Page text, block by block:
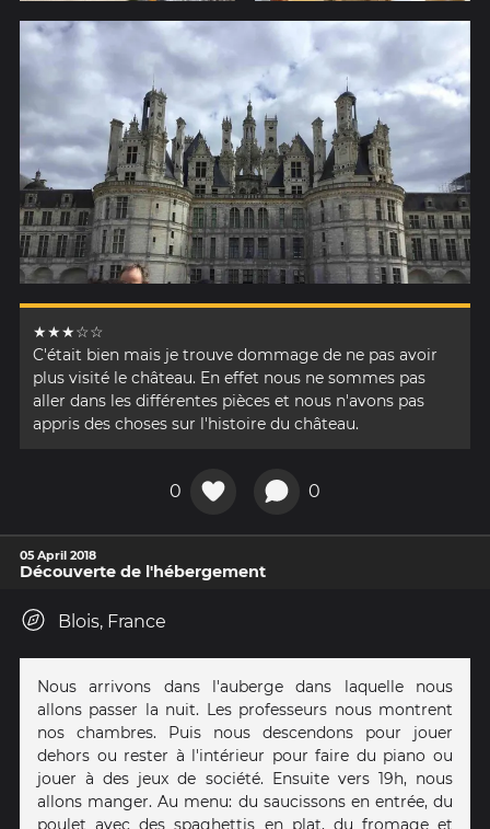
★★★☆☆
C'était bien mais je trouve dommage de ne pas avoir
plus visité le château. En effet nous ne sommes pas
aller dans les différentes pièces et nous n'avons pas
appris des choses sur l'histoire du château.
0 0
05 April 2018
Découverte de l'hébergement
Blois, France
Nous arrivons dans l'auberge dans laquelle nous
allons passer la nuit. Les professeurs nous montrent
nos chambres. Puis nous descendons pour jouer
dehors ou rester à l'intérieur pour faire du piano ou
jouer à des jeux de société. Ensuite vers 19h, nous
allons manger. Au menu: du saucissons en entrée, du
poulet avec des spaghettis en plat, du fromage et